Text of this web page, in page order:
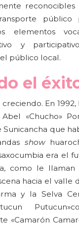
público
elementos
y
público local.
el
En
«Chucho»
Sunicancha que
show
era el
como le
hacia el valle
y la Selva
«Camarón